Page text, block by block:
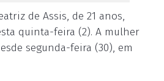
de Assis, de 21 anos,
quinta-feira (2). A mulher
segunda-feira (30), em